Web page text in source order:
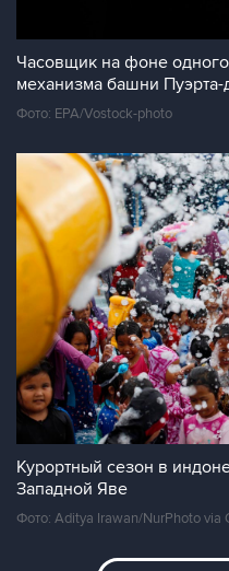
Часовщик на фоне
механизма башни
Фото: EPA/Vostock-photo
Курортный сезон в
Западной Яве
Фото: Aditya Irawan/NurPhoto via